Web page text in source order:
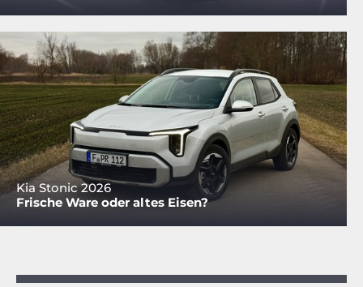
Kia Stonic 2026
Frische Ware oder altes Eisen?